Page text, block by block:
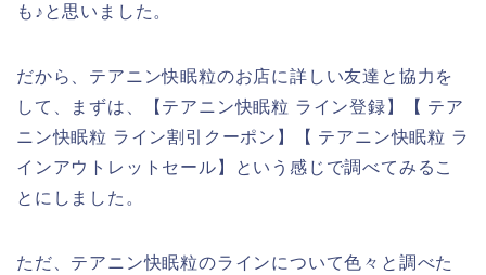
も♪と思いました。
だから、テアニン快眠粒のお店に詳しい友達と協力を
して、まずは、【テアニン快眠粒 ライン登録】【 テア
ニン快眠粒 ライン割引クーポン】【 テアニン快眠粒 ラ
インアウトレットセール】という感じで調べてみるこ
とにしました。
ただ、テアニン快眠粒のラインについて色々と調べた